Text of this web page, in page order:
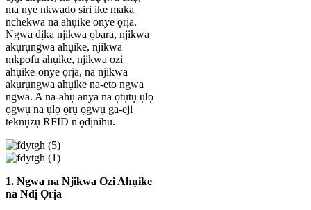
ma nye nkwado siri ike maka
nchekwa na ahụike onye ọrịa.
Ngwa dịka njikwa ọbara, njikwa
akụrụngwa ahụike, njikwa
mkpofu ahụike, njikwa ozi
ahụike-onye ọrịa, na njikwa
akụrụngwa ahụike na-eto ngwa
ngwa. A na-ahụ anya na ọtụtụ ụlọ
ọgwụ na ụlọ ọrụ ọgwụ ga-eji
teknụzụ RFID n'ọdịnihu.
1. Ngwa na Njikwa Ozi Ahụike
na Ndị Ọrịa